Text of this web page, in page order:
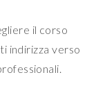
il corso
indirizza verso